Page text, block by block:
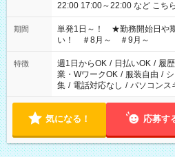
22:00 17:00～22:00 など こちら以外の時間もお気軽にご相談く
ださい！
期間
単発1日～！ ★勤務開始日や
い！ ＃8月～ ＃9月～
特徴 週1日からOK / 日払いOK / 履
業・WワークOK / 服装自由 /
集 / 電話対応なし / パソコンス
気になる！ 応募す